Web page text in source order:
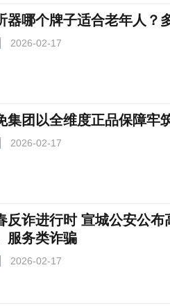
器哪个牌子适合老年人？
2026-02-17
集团以全维度正品保障牢
2026-02-17
反诈进行时 宣城公安公
服务类诈骗
2026-02-17